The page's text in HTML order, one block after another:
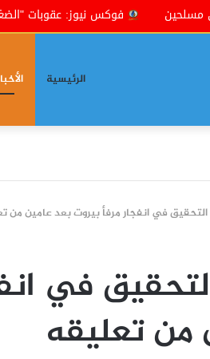
فوكس نيوز: عقوبات "الضغط
الرئيسية
في انفجار مرفأ بيروت بعد عامين من
في
من تعليقه